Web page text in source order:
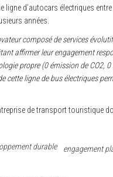
ligne d’autocars électriques
années.
composé de services
affirmer leur engagement
propre (0 émission de
cette ligne de bus électriques
de transport touristique
durable engagement